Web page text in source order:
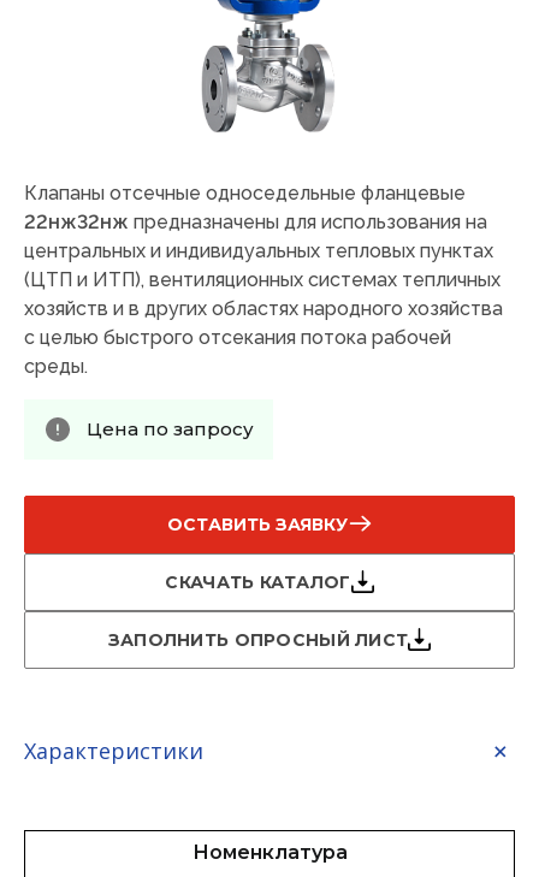
Клапаны отсечные односедельные фланцевые
22нж32нж предназначены для использования на
центральных и индивидуальных тепловых пунктах
(ЦТП и ИТП), вентиляционных системах тепличных
хозяйств и в других областях народного хозяйства
с целью быстрого отсекания потока рабочей
среды.
Цена по запросу
ОСТАВИТЬ ЗАЯВКУ
СКАЧАТЬ КАТАЛОГ
ЗАПОЛНИТЬ ОПРОСНЫЙ ЛИСТ
Характеристики
Номенклатура